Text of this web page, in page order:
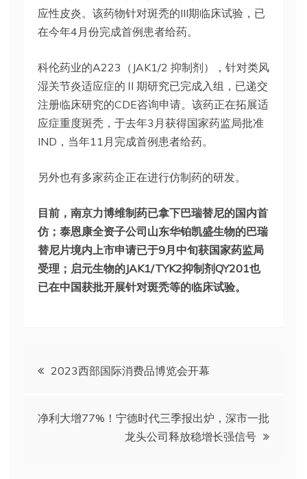
应性皮炎。该药物针对斑秃的III期临床试验，已
在今年4月份完成首例患者给药。
科伦药业的A223（JAK1/2 抑制剂），针对类风
湿关节炎适应症的Ⅱ期研究已完成入组，已递交
注册临床研究的CDE咨询申请。该药正在拓展适
应症重度斑秃，于去年3月获得国家药监局批准
IND，当年11月完成首例患者给药。
另外也有多家药企正在进行仿制药的研发。
目前，南京力博维制药已拿下巴瑞替尼的国内首
仿；泰恩康全资子公司山东华铂凯盛生物的巴瑞
替尼片境内上市申请已于9月中旬获国家药监局
受理；启元生物的JAK1/TYK2抑制剂QY201也
已在中国获批开展针对斑秃等的临床试验。
文 2023西部国际消费品博览会开幕
净利大增77%！宁德时代三季报出炉，深市一批
龙头公司释放稳增长强信号